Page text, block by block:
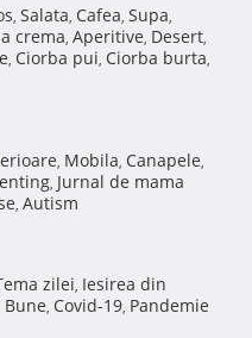
, Salata, Cafea, Supa,
crema, Aperitive, Desert,
, Ciorba pui, Ciorba burta,
, Mobila, Canapele,
, Jurnal de mama
, Autism
zilei, Iesirea din
Bune, Covid-19, Pandemie